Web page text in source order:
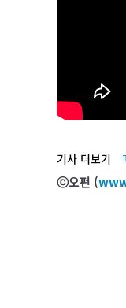
기사 더보기
ⓒ오펀 (